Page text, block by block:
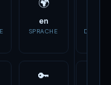
🌍
en
SPRACHE
🔑